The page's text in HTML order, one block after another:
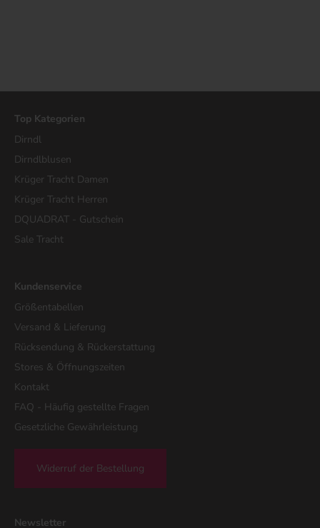
Top Kategorien
Dirndl
Dirndlblusen
Krüger Tracht Damen
Krüger Tracht Herren
DQUADRAT - Gutschein
Sale Tracht
Kundenservice
Größentabellen
Versand & Lieferung
Rücksendung & Rückerstattung
Stores & Öffnungszeiten
Kontakt
FAQ - Häufig gestellte Fragen
Gesetzliche Gewährleistung
Widerruf der Bestellung
Newsletter